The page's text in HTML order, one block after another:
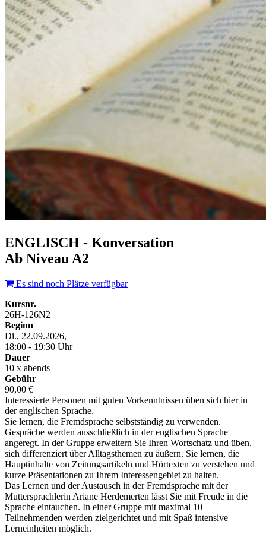
ENGLISCH - Konversation
Ab Niveau A2
Es sind noch Plätze verfügbar
Kursnr.
26H-126N2
Beginn
Di., 22.09.2026,
18:00 - 19:30 Uhr
Dauer
10 x abends
Gebühr
90,00 €
Interessierte Personen mit guten Vorkenntnissen üben sich hier in
der englischen Sprache.
Sie lernen, die Fremdsprache selbstständig zu verwenden.
Gespräche werden ausschließlich in der englischen Sprache
angeregt. In der Gruppe erweitern Sie Ihren Wortschatz und üben,
sich differenziert über Alltagsthemen zu äußern. Sie lernen, die
Hauptinhalte von Zeitungsartikeln und Hörtexten zu verstehen und
kurze Präsentationen zu Ihrem Interessengebiet zu halten.
Das Lernen und der Austausch in der Fremdsprache mit der
Muttersprachlerin Ariane Herdemerten lässt Sie mit Freude in die
Sprache eintauchen. In einer Gruppe mit maximal 10
Teilnehmenden werden zielgerichtet und mit Spaß intensive
Lerneinheiten möglich.